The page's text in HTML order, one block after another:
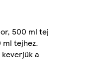
500 ml tej
ml tejhez.
a